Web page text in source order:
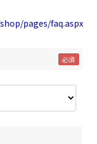
pages/faq.aspx